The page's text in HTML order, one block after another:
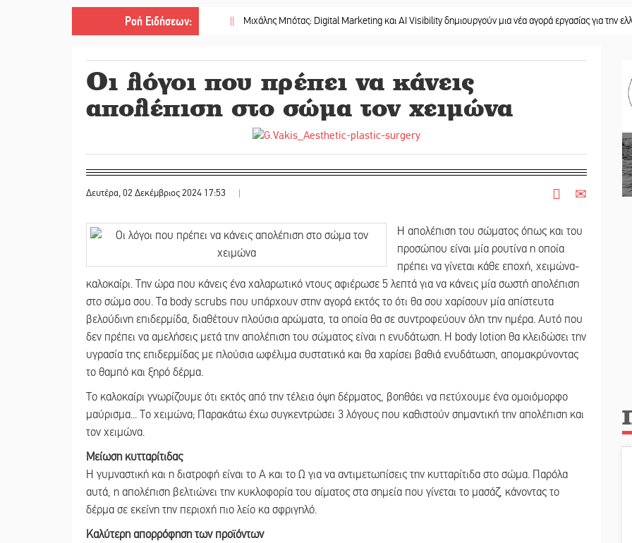
Ροή Ειδήσεων:|| Μιχάλης Μπότας: Digital Marketing και AI Visibility δημιουργούν μια νέα αγορά εργασίας για την ελληνική
Οι λόγοι που πρέπει να κάνεις
απολέπιση στο σώμα τον χειμώνα
Δευτέρα, 02 Δεκέμβριος 2024 17:53 |
Η απολέπιση του σώματος όπως και του
προσώπου είναι μία ρουτίνα η οποία
πρέπει να γίνεται κάθε εποχή, χειμώνα-
καλοκαίρι. Την ώρα που κάνεις ένα χαλαρωτικό ντους αφιέρωσε 5 λεπτά για να κάνεις μία σωστή απολέπιση
στο σώμα σου. Τα body scrubs που υπάρχουν στην αγορά εκτός το ότι θα σου χαρίσουν μία απίστευτα
βελούδινη επιδερμίδα, διαθέτουν πλούσια αρώματα, τα οποία θα σε συντροφεύουν όλη την ημέρα. Αυτό που
δεν πρέπει να αμελήσεις μετά την απολέπιση του σώματος είναι η ενυδάτωση. Η body lotion θα κλειδώσει την
υγρασία της επιδερμίδας με πλούσια ωφέλιμα συστατικά και θα χαρίσει βαθιά ενυδάτωση, απομακρύνοντας
το θαμπό και ξηρό δέρμα.
Το καλοκαίρι γνωρίζουμε ότι εκτός από την τέλεια όψη δέρματος, βοηθάει να πετύχουμε ένα ομοιόμορφο
μαύρισμα... Το χειμώνα; Παρακάτω έχω συγκεντρώσει 3 λόγους που καθιστούν σημαντική την απολέπιση και
τον χειμώνα.
Μείωση κυτταρίτιδας
Η γυμναστική και η διατροφή είναι το Α και το Ω για να αντιμετωπίσεις την κυτταρίτιδα στο σώμα. Παρόλα
αυτά, η απολέπιση βελτιώνει την κυκλοφορία του αίματος στα σημεία που γίνεται το μασάζ, κάνοντας το
δέρμα σε εκείνη την περιοχή πιο λείο κα σφριγηλό.
Καλύτερη απορρόφηση των προϊόντων